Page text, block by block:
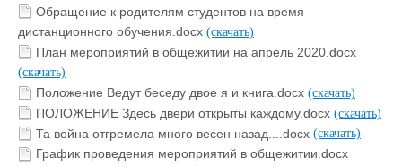
Обращение к родителям студентов на время
дистанционного обучения.docx (скачать)
План мероприятий в общежитии на апрель 2020.docx
(скачать)
Положение Ведут беседу двое я и книга.docx (скачать)
ПОЛОЖЕНИЕ Здесь двери открыты каждому.docx (скачать)
Та война отгремела много весен назад....docx (скачать)
График проведения мероприятий в общежитии.docx